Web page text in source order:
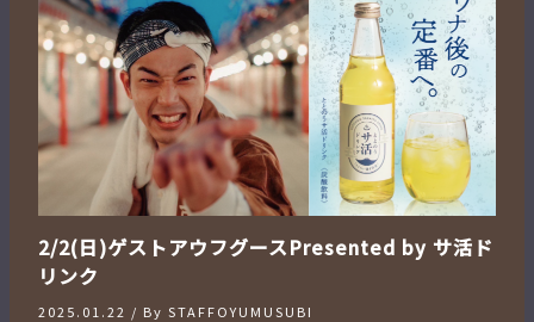
2/2(日)ゲストアウフグースPresented by サ活ド
リンク
2025.01.22 / By STAFFOYUMUSUBI